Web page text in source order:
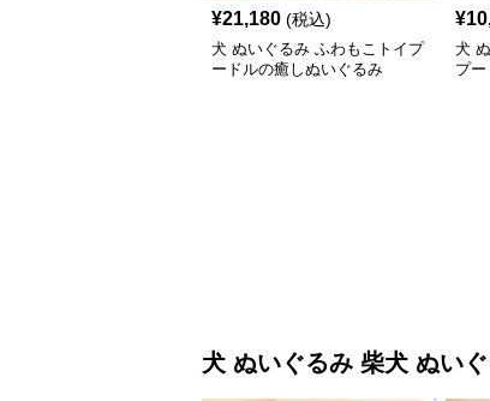
¥21,180 (税込)
犬 ぬいぐるみ ふわもこトイプ
ードルの癒しぬいぐるみ
¥
犬
プ
犬 ぬいぐるみ 柴犬 ぬい